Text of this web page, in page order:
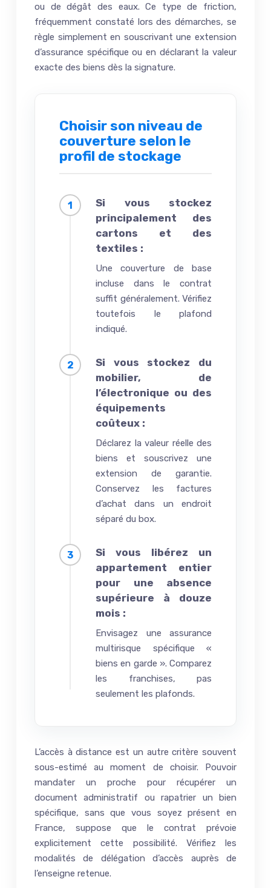
ou de dégât des eaux. Ce type de friction,
fréquemment constaté lors des démarches, se
règle simplement en souscrivant une extension
d’assurance spécifique ou en déclarant la valeur
exacte des biens dès la signature.
Choisir son niveau de
couverture selon le
profil de stockage
Si vous stockez
principalement des
cartons et des
textiles :
Une couverture de base
incluse dans le contrat
suffit généralement. Vérifiez
toutefois le plafond
indiqué.
Si vous stockez du
mobilier, de
l’électronique ou des
équipements
coûteux :
Déclarez la valeur réelle des
biens et souscrivez une
extension de garantie.
Conservez les factures
d’achat dans un endroit
séparé du box.
Si vous libérez un
appartement entier
pour une absence
supérieure à douze
mois :
Envisagez une assurance
multirisque spécifique «
biens en garde ». Comparez
les franchises, pas
seulement les plafonds.
L’accès à distance est un autre critère souvent
sous-estimé au moment de choisir. Pouvoir
mandater un proche pour récupérer un
document administratif ou rapatrier un bien
spécifique, sans que vous soyez présent en
France, suppose que le contrat prévoie
explicitement cette possibilité. Vérifiez les
modalités de délégation d’accès auprès de
l’enseigne retenue.